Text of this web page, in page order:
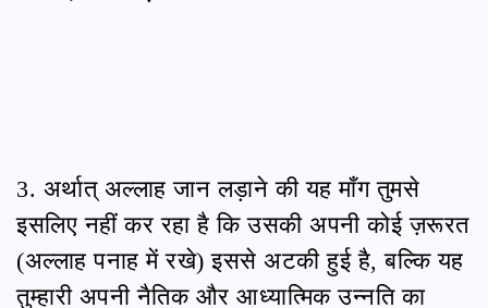
3. अर्थात् अल्लाह जान लड़ाने की यह माँग तुमसे
इसलिए नहीं कर रहा है कि उसकी अपनी कोई ज़रूरत
(अल्लाह पनाह में रखे) इससे अटकी हुई है, बल्कि यह
तुम्हारी अपनी नैतिक और आध्यात्मिक उन्नति का